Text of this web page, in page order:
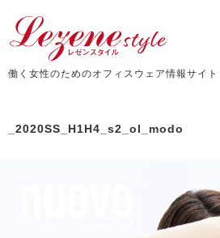
働く女性のためのオフィスウェア情報サイト
_2020SS_H1H4_s2_ol_modo